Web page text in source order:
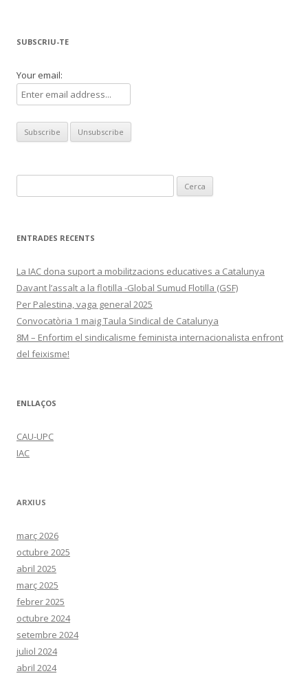
SUBSCRIU-TE
Your email:
ENTRADES RECENTS
La IAC dona suport a mobilitzacions educatives a Catalunya
Davant l’assalt a la flotilla -Global Sumud Flotilla (GSF)
Per Palestina, vaga general 2025
Convocatòria 1 maig Taula Sindical de Catalunya
8M – Enfortim el sindicalisme feminista internacionalista enfront
del feixisme!
ENLLAÇOS
CAU-UPC
IAC
ARXIUS
març 2026
octubre 2025
abril 2025
març 2025
febrer 2025
octubre 2024
setembre 2024
juliol 2024
abril 2024